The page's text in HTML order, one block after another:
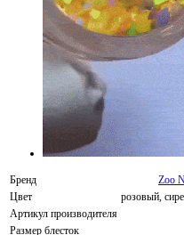
Бренд
Zoo
Цвет
розовый,
Артикул производителя
Размер блесток